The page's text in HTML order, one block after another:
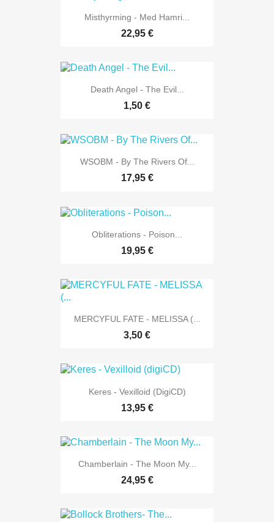
Misthyrming - Med Hamri...
22,95 €
Death Angel - The Evil...
1,50 €
WSOBM - By The Rivers Of...
17,95 €
Obliterations - Poison...
19,95 €
MERCYFUL FATE - MELISSA (...
3,50 €
Keres - Vexilloid (digiCD)
13,95 €
Chamberlain - The Moon My...
24,95 €